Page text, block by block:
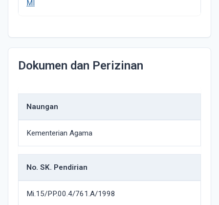
MI
Dokumen dan Perizinan
Naungan
Kementerian Agama
No. SK. Pendirian
Mi.15/PP.00.4/761.A/1998